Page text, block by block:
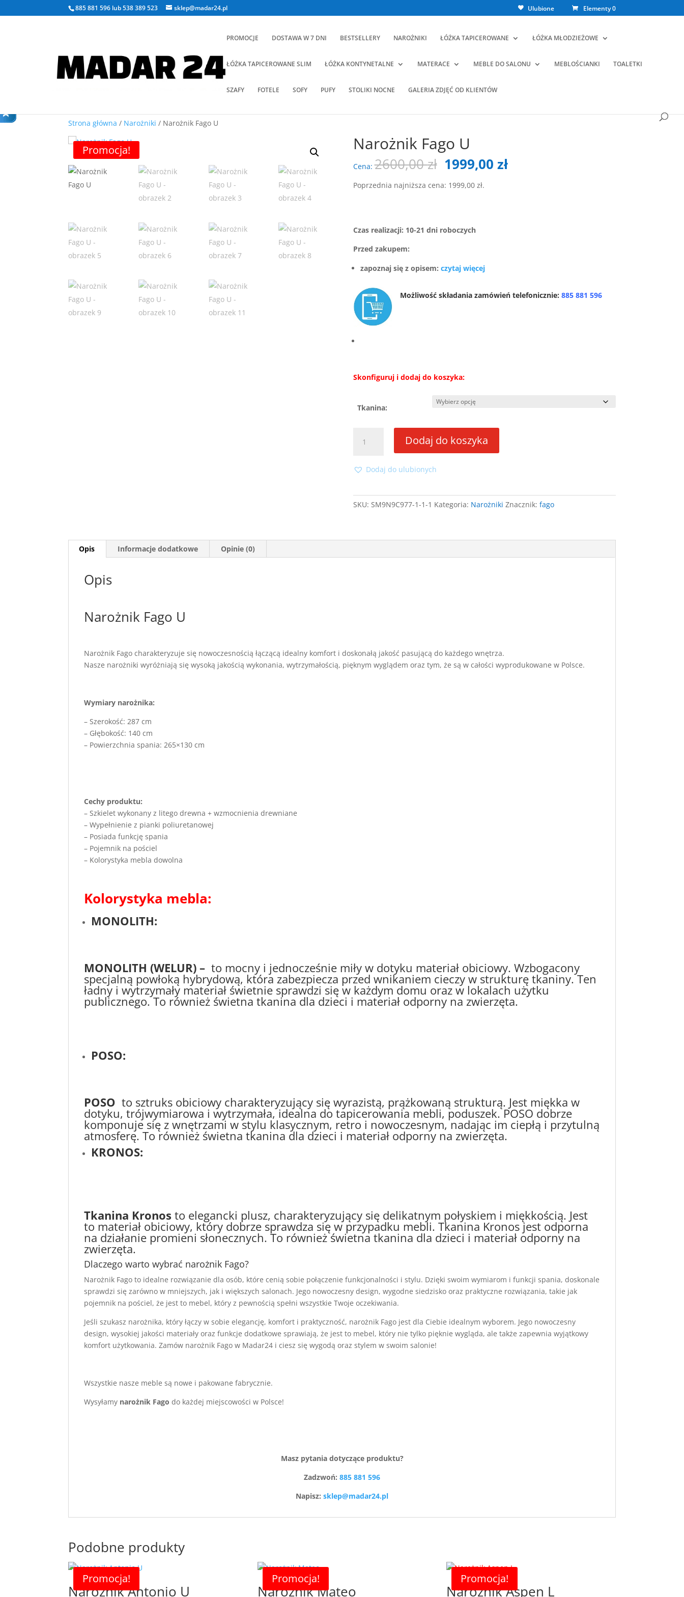
885 881 596 lub538 389 523 sklep@madar24.pl Ulubione Elementy 0
PROMOCJE DOSTAWA W 7 DNI BESTSELLERY NAROŻNIKI ŁÓŻKA TAPICEROWANE ŁÓŻKA MŁODZIEŻOWE
ŁÓŻKA TAPICEROWANE SLIM ŁÓŻKA KONTYNETALNE MATERACE MEBLE DO SALONU MEBLOŚCIANKI TOALETKI
SZAFY FOTELE SOFY PUFY STOLIKI NOCNE GALERIA ZDJĘĆ OD KLIENTÓW
Strona główna / Narożniki / Narożnik Fago U
Promocja! Narożnik Fago U
Cena:2600,00zł Pierwotna
cena
wynosiła:
1999,00 złAktualna
Poprzednia najniższa cena: 1999,00 zł.
Czas realizacji: 10-21 dni roboczych
Przed zakupem:
zapoznaj się z opisem: czytaj więcej
Możliwość składania zamówień telefonicznie: 885 881 596
Skonfiguruj i dodaj do koszyka:
Tkanina:
Narożnik
U
Dodaj do koszyka
Dodaj do ulubionych
SKU: SM9N9C977-1-1-1 Kategoria: Narożniki Znacznik: fago
Opis Informacje dodatkowe Opinie (0)
Opis
Narożnik Fago U
Narożnik Fago charakteryzuje się nowoczesnością łączącą idealny komfort i doskonałą jakość pasującą do każdego wnętrza.
Nasze narożniki wyróżniają się wysoką jakością wykonania, wytrzymałością, pięknym wyglądem oraz tym, że są w całości wyprodukowane w Polsce.
Wymiary narożnika:
– Szerokość: 287 cm
– Głębokość: 140 cm
– Powierzchnia spania: 265×130 cm
Cechy produktu:
– Szkielet wykonany z litego drewna + wzmocnienia drewniane
– Wypełnienie z pianki poliuretanowej
– Posiada funkcję spania
– Pojemnik na pościel
– Kolorystyka mebla dowolna
Kolorystyka mebla:
MONOLITH:
MONOLITH (WELUR) – to mocny i jednocześnie miły w dotyku materiał obiciowy. Wzbogacony
specjalną powłoką hybrydową, która zabezpiecza przed wnikaniem cieczy w strukturę tkaniny. Ten
ładny i wytrzymały materiał świetnie sprawdzi się w każdym domu oraz w lokalach użytku
publicznego. To również świetna tkanina dla dzieci i materiał odporny na zwierzęta.
POSO:
POSOto sztruks obiciowy charakteryzujący się wyrazistą, prążkowaną strukturą. Jest miękka w
dotyku, trójwymiarowa i wytrzymała, idealna do tapicerowania mebli, poduszek. POSO dobrze
komponuje się z wnętrzami w stylu klasycznym, retro i nowoczesnym, nadając im ciepłą i przytulną
atmosferę. To również świetna tkanina dla dzieci i materiał odporny na zwierzęta.
KRONOS:
Tkanina Kronosto elegancki plusz, charakteryzujący się delikatnym połyskiem i miękkością. Jest
to materiał obiciowy, który dobrze sprawdza się w przypadku mebli. Tkanina Kronos jest odporna
na działanie promieni słonecznych. To również świetna tkanina dla dzieci i materiał odporny na
zwierzęta.
Dlaczego warto wybrać narożnik Fago?
Narożnik Fago to idealne rozwiązanie dla osób, które cenią sobie połączenie funkcjonalności i stylu. Dzięki swoim wymiarom i funkcji spania, doskonale
sprawdzi się zarówno w mniejszych, jak i większych salonach. Jego nowoczesny design, wygodne siedzisko oraz praktyczne rozwiązania, takie jak
pojemnik na pościel, że jest to mebel, który z pewnością spełni wszystkie Twoje oczekiwania.
Jeśli szukasz narożnika, który łączy w sobie elegancję, komfort i praktyczność, narożnik Fago jest dla Ciebie idealnym wyborem. Jego nowoczesny
design, wysokiej jakości materiały oraz funkcje dodatkowe sprawiają, że jest to mebel, który nie tylko pięknie wygląda, ale także zapewnia wyjątkowy
komfort użytkowania. Zamów narożnik Fago w Madar24 i ciesz się wygodą oraz stylem w swoim salonie!
Wszystkie nasze meble są nowe i pakowane fabrycznie.
Wysyłamy narożnik Fago do każdej miejscowości w Polsce!
Masz pytania dotyczące produktu?
Zadzwoń: 885 881 596
Napisz: sklep@madar24.pl
Podobne produkty
Promocja!
Narożnik Antonio U
Promocja!
Narożnik Mateo
Promocja!
Narożnik Aspen L